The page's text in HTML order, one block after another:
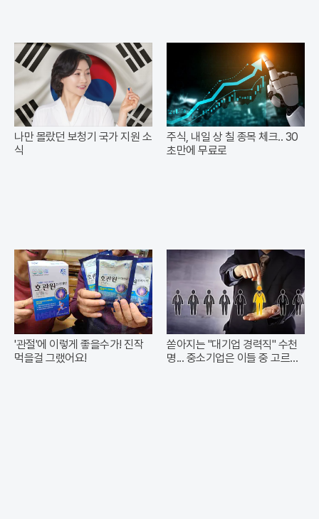
나만 몰랐던 보청기 국가 지원 소
식
주식, 내일 상 칠 종목 체크.. 30
초만에 무료로
'관절'에 이렇게 좋을수가! 진작
먹을걸 그랬어요!
쏟아지는 "대기업 경력직" 수천
명... 중소기업은 이들 중 고르면